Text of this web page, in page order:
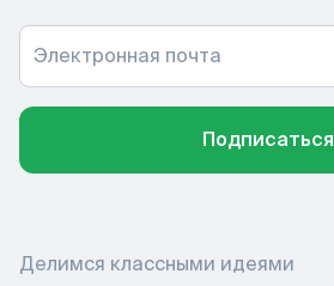
Электронная почта
Подписаться
Делимся классными идеями